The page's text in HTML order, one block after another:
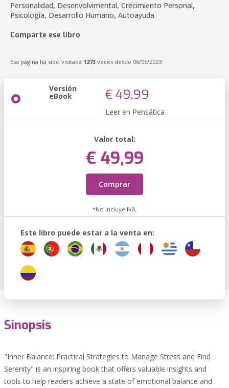
Personalidad, Desenvolvimental, Crecimiento Personal,
Psicología, Desarrollo Humano, Autoayuda
Comparte ese libro
Esa página ha sido visitada 1273 veces desde 06/06/2023
Versión
eBook € 49,99
Leer en Pensática
Valor total:
€ 49,99
Comprar
*No incluye IVA.
Este libro puede estar a la venta en:
Sinopsis
"Inner Balance: Practical Strategies to Manage Stress and Find
Serenity" is an inspiring book that offers valuable insights and
tools to help readers achieve a state of emotional balance and